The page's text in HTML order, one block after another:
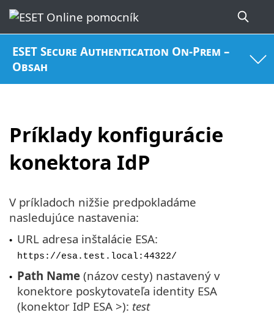
ESET Secure Authentication On-Prem –
Obsah
Príklady konfigurácie
konektora IdP
V príkladoch nižšie predpokladáme
nasledujúce nastavenia:
• URL adresa inštalácie ESA:
https://esa.test.local:44322/
• Path Name (názov cesty) nastavený v
konektore poskytovateľa identity ESA
(konektor IdP ESA >): test